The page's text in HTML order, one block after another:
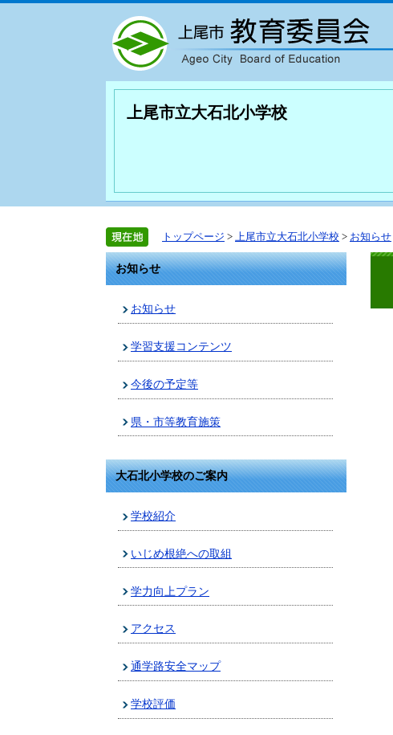
上尾市立大石北小学校
トップページ > 上尾市立大石北小学校 > お知らせ
お知らせ
お知らせ
学習支援コンテンツ
今後の予定等
県・市等教育施策
大石北小学校のご案内
学校紹介
いじめ根絶への取組
学力向上プラン
アクセス
通学路安全マップ
学校評価